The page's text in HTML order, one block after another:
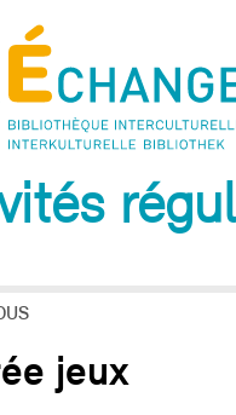
jeux